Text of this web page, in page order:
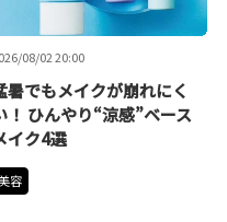
08/02 20:00
暑でもメイクが崩れにく
！ ひんやり“涼感”ベース
イク4選
容